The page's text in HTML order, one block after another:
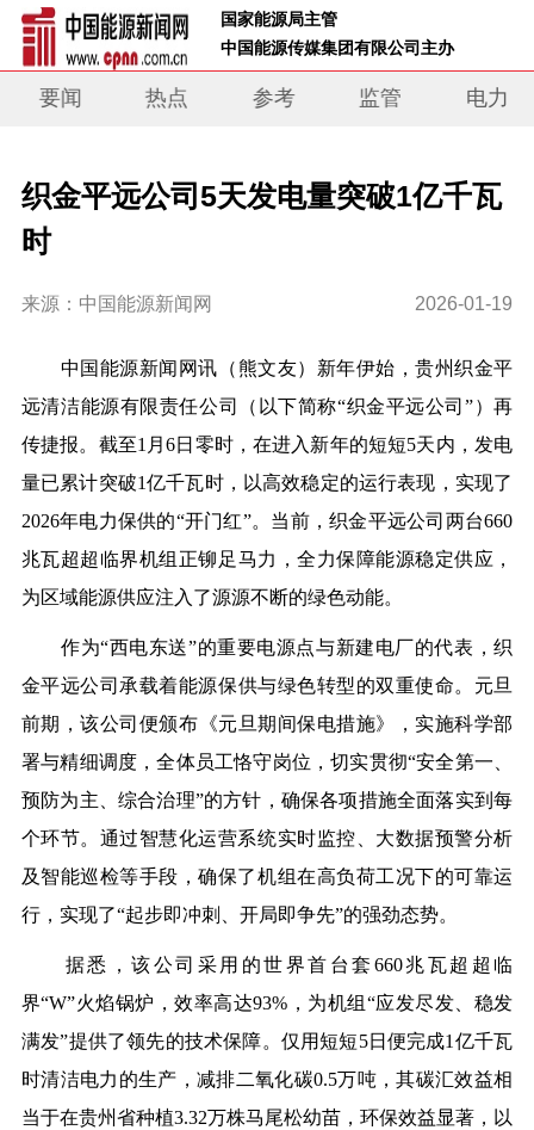
国家能源局主管
中国能源传媒集团有限公司主办
要闻 热点 参考 监管 电力
织金平远公司5天发电量突破1亿千瓦
时
来源：中国能源新闻网 2026-01-19
中国能源新闻网讯 （熊文友） 新年伊始，贵州织金平
远清洁能源有限责任公司
（ 以下简称“织金平远公司”）再
传捷报。截至1月6日 零时，在进入新年的短短5天内，发电
量已累计突破1亿千瓦时，以高效稳定的运行表现，实现了
2026年电力保供的“开门红”。 当前，织金平远公司 两台660
兆瓦超超临界机组正铆足马力，全力保障能源稳定供应 ，
为区域能源供应注入了源源不断的绿色动能。
作为“西电东送”的重要电源点与新建电厂的代表 ，织
金平远公司 承载着能源保供与绿色转型的双重使命。元旦
前期，该公司便颁布《元旦期间保电措施》，实施科学部
署与精细调度，全体员工恪守岗位，切实贯彻“安全第一、
预防为主、综合治理”的方针，确保各项措施全面落实到每
个环节。 通过智慧化运营系统实时监控、大数据预警分析
及智能巡检等手段，确保了机组在高负荷工况下的可靠运
行，实现了“起步即冲刺、开局即争先”的强劲态势。
据悉，该公司采用的世界首台套660兆瓦超超临
界“W”火焰锅炉，效率高达93%，为机组“应发尽发、稳发
满发”提供了领先的技术保障。 仅用短短5日便完成1亿千瓦
时清洁电力的生产 ， 减排二氧化碳0.5万吨，其碳汇效益相
当于在贵州省种植3.32万株马尾松幼苗 ，环保效益显著，以